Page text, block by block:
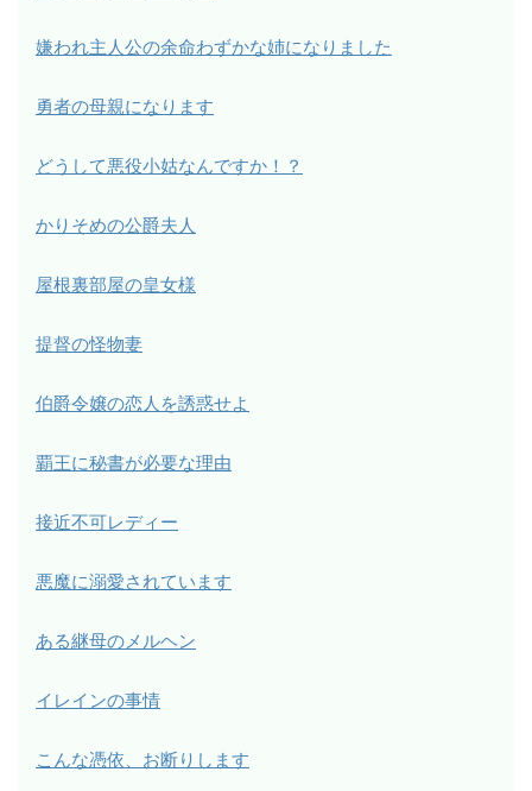
嫌われ主人公の余命わずかな姉になりました
勇者の母親になります
どうして悪役小姑なんですか！？
かりそめの公爵夫人
屋根裏部屋の皇女様
提督の怪物妻
伯爵令嬢の恋人を誘惑せよ
覇王に秘書が必要な理由
接近不可レディー
悪魔に溺愛されています
ある継母のメルヘン
イレインの事情
こんな憑依、お断りします